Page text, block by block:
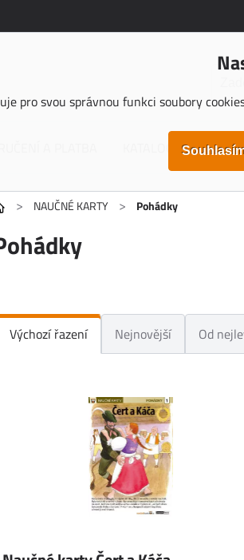
pro svou správnou funkci soubory
KATALOGY KE
> NAUČNÉ KARTY > Pohádky
Výchozí řazení Nejnovější Od